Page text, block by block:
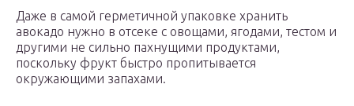
Даже в самой герметичной упаковке хранить
авокадо нужно в отсеке с овощами, ягодами, тестом и
другими не сильно пахнущими продуктами,
поскольку фрукт быстро пропитывается
окружающими запахами.